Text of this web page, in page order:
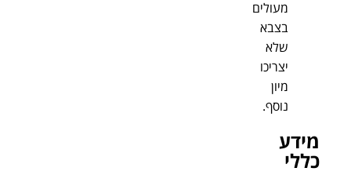
מעולים
בצבא
שלא
יצריכו
מיון
נוסף.
מידע
כללי